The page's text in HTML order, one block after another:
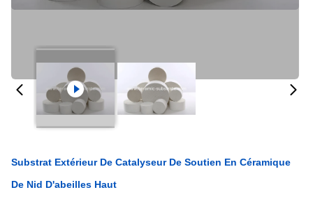
Substrat Extérieur De Catalyseur De Soutien En Céramique
De Nid D'abeilles Haut